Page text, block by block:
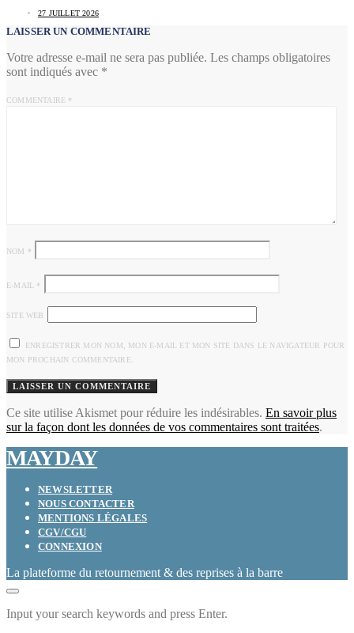
27 JUILLET 2026
LAISSER UN COMMENTAIRE
Votre adresse e-mail ne sera pas publiée. Les champs obligatoires
sont indiqués avec *
COMMENTAIRE *
NOM *
E-MAIL *
SITE WEB
ENREGISTRER MON NOM, MON E-MAIL ET MON SITE DANS LE NAVIGATEUR POUR
MON PROCHAIN COMMENTAIRE.
Ce site utilise Akismet pour réduire les indésirables. En savoir plus
sur la façon dont les données de vos commentaires sont traitées.
MAYDAY
NEWSLETTER
NOUS CONTACTER
MENTIONS LÉGALES
CGV/CGU
CONNEXION
La plateforme du retournement & des reprises à la barre
Input your search keywords and press Enter.